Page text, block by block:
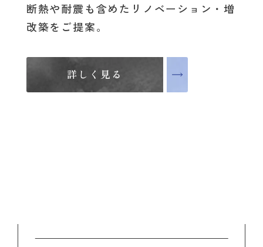
断熱や耐震も含めたリノベーション・増
改築をご提案。
詳しく見る